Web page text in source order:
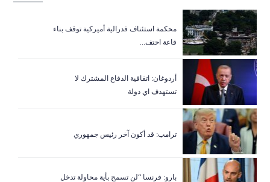
‏محكمة استئناف فدرالية أميركية توقف بناء
قاعة احتف...
أردوغان: اتفاقية الدفاع المشترك لا
تستهدف اي دولة
ترامب: قد أكون آخر رئيس جمهوري
بارو: فرنسا “لن تسمح بأية محاولة تدخل